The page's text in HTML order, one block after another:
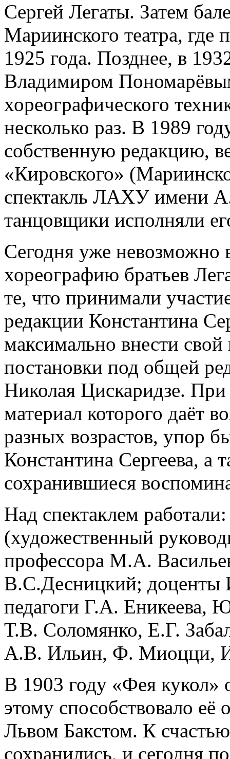
Сергей Легаты. Затем
Мариинского театра, где
1925 года. Позднее, в
Владимиром
хореографического
несколько раз. В 1989
собственную редакцию,
«Кировского»
спектакль ЛАХУ имени
танцовщики исполняли
Сегодня уже невозможно
хореографию братьев
те, что принимали
редакции Константина
максимально внести
постановки под общей
Николая Цискаридзе. При
материал которого даёт
разных возрастов, упор
Константина Сергеева, а
сохранившиеся
Над спектаклем
(художественный
профессора М.А.
В.С.Десницкий;
педагоги Г.А. Еникеева,
Т.В. Соломянко, Е.Г.
А.В. Ильин, Ф. Миоцци,
В 1903 году «Фея кукол»
этому способствовало
Львом Бакстом. К
сохранились, и сегодня